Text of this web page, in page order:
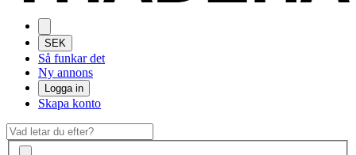
SEK
Så funkar det
Ny annons
Logga in
Skapa konto